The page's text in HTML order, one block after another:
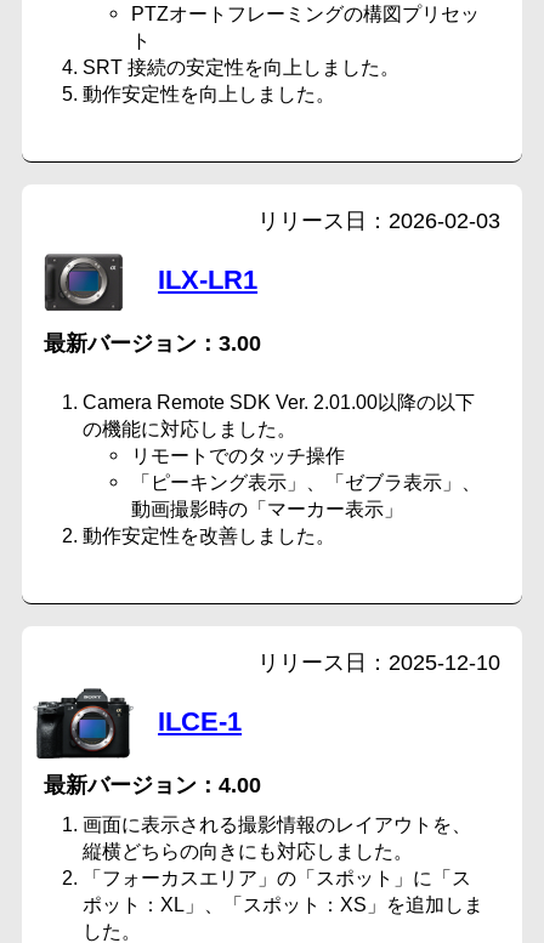
PTZオートフレーミングの構図プリセッ
ト
SRT 接続の安定性を向上しました。
動作安定性を向上しました。
ILX-LR1
3.00
2026-02-03
Camera Remote SDK Ver. 2.01.00以降の以下
の機能に対応しました。
リモートでのタッチ操作
「ピーキング表示」、「ゼブラ表示」、
動画撮影時の「マーカー表示」
動作安定性を改善しました。
ILCE-1
4.00
2025-12-10
画面に表示される撮影情報のレイアウトを、
縦横どちらの向きにも対応しました。
「フォーカスエリア」の「スポット」に「ス
ポット：XL」、「スポット：XS」を追加しま
した。